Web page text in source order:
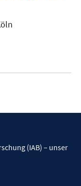
(IAB) – unser